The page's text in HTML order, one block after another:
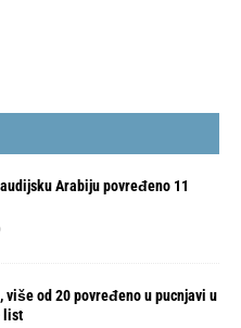
Arabiju povređeno 11
više od 20 povređeno u pucnjavi u
list